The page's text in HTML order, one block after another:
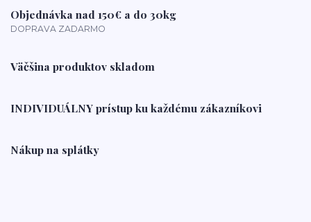
Objednávka nad 150€ a do 30kg
DOPRAVA ZADARMO
Väčšina produktov skladom
INDIVIDUÁLNY prístup ku každému zákazníkovi
Nákup na splátky